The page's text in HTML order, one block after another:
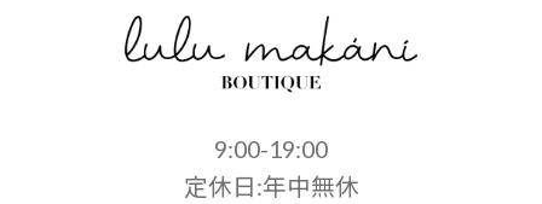
9:00-19:00
定休日:年中無休